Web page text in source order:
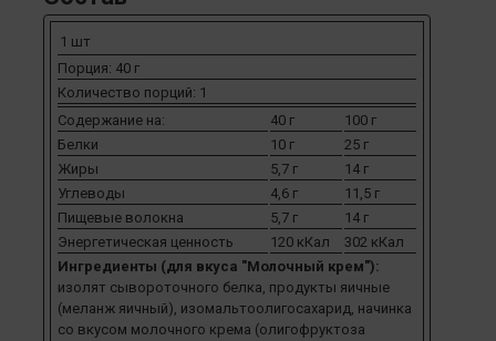
1 шт
Порция: 40 г
Количество порций: 1
Содержание на:
40 г
100 г
Белки
10 г
25 г
Жиры
5,7 г
14 г
Углеводы
4,6 г
11,5 г
Пищевые волокна
5,7 г
14 г
Энергетическая ценность
120 кКал
302 кКал
Ингредиенты (для вкуса "Молочный крем"):
изолят сывороточного белка, продукты яичные
(меланж яичный), изомальтоолигосахарид, начинка
со вкусом молочного крема (олигофруктоза